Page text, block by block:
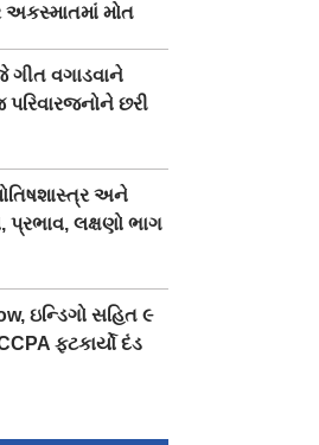
અકસ્માતમાં મોત
ગીત વગાડવાને
છરી
અને
પ્રભાવ, લક્ષણો ભાગ
ઇન્ડિગો સહિત ૯
ફટકાર્યો દંડ